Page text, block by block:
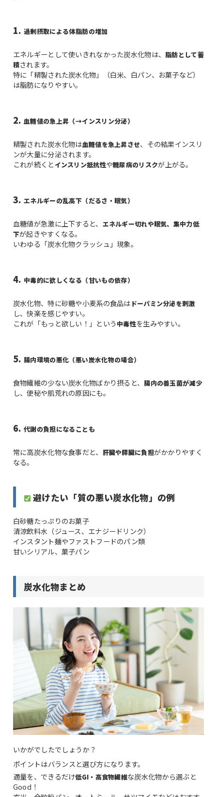
1. 過剰摂取による体脂肪の増加
エネルギーとして使いきれなかった炭水化物は、 脂肪として蓄
積されます。
特に「精製された炭水化物」（白米、白パン、お菓子など）
は脂肪になりやすい。
2. 血糖値の急上昇（→インスリン分泌）
精製された炭水化物は血糖値を急上昇させ、その結果インスリ
ンが大量に分泌されます。
これが続くと インスリン抵抗性や糖尿病のリスクが上がる。
3. エネルギーの乱高下（だるさ・眠気）
血糖値が急激に上下すると、 エネルギー切れや眠気、集中力低
下が起きやすくなる。
いわゆる「炭水化物クラッシュ」現象。
4. 中毒的に欲しくなる（甘いもの依存）
炭水化物、特に砂糖や小麦系の食品は ドーパミン分泌を刺激
し、快楽を感じやすい。
これが「もっと欲しい！」という中毒性を生みやすい。
5. 腸内環境の悪化（悪い炭水化物の場合）
食物繊維の少ない炭水化物ばかり摂ると、 腸内の善玉菌が減少
し、便秘や肌荒れの原因にも。
6. 代謝の負担になることも
常に高炭水化物な食事だと、 肝臓や膵臓に負担がかかりやすく
なる。
避けたい「質の悪い炭水化物」の例
白砂糖たっぷりのお菓子
清涼飲料水（ジュース、エナジードリンク）
インスタント麺やファストフードのパン類
甘いシリアル、菓子パン
炭水化物まとめ
いかがでしたでしょうか？
ポイントはバランスと選び方になります。
適量を、できるだけ低GI・高食物繊維な炭水化物から選ぶと
Good！